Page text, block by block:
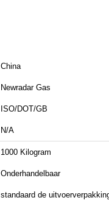
China
Newradar Gas
ISO/DOT/GB
N/A
1000 Kilogram
Onderhandelbaar
standaard de